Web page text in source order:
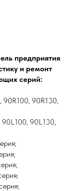
предприятия
и ремонт
серий:
90R130,
90L130,